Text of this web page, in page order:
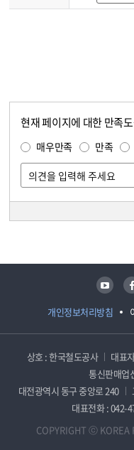
현재 페이지에 대한 만족
매우만족 만족
개인정보처리방침
유튜브 페이스북
상호 : 한국철도공사 대표
통신판매업
대전광역시 동구 중앙로 240
대표전화 : 042-
COPYRIGHT ⓒ KOREA